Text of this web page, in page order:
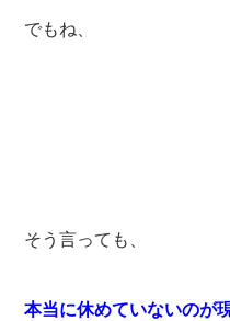
でもね、
そう言っても、
本当に休めていないのが